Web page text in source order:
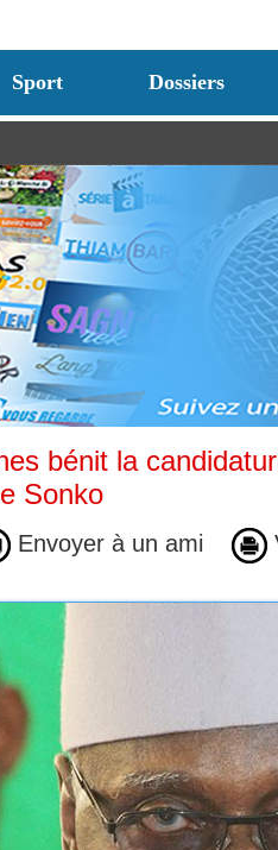
Sport Dossiers
bénit la
Sonko
Envoyer à un ami